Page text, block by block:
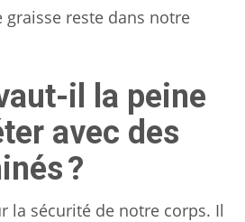
graisse reste dans notre
il la peine
avec des
?
la sécurité de notre corps. Il